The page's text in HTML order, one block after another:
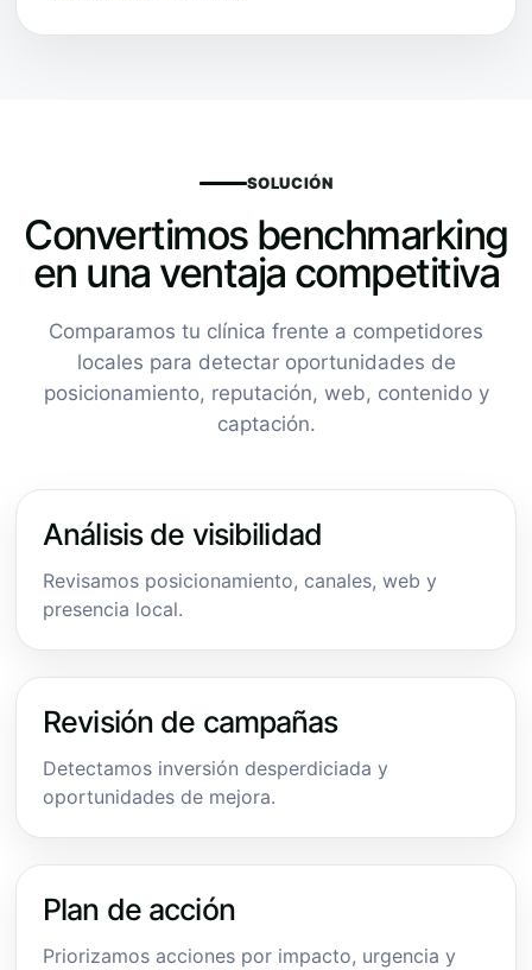
SOLUCIÓN
Convertimos benchmarking
en una ventaja competitiva
Comparamos tu clínica frente a competidores
locales para detectar oportunidades de
posicionamiento, reputación, web, contenido y
captación.
Análisis de visibilidad
Revisamos posicionamiento, canales, web y
presencia local.
Revisión de campañas
Detectamos inversión desperdiciada y
oportunidades de mejora.
Plan de acción
Priorizamos acciones por impacto, urgencia y